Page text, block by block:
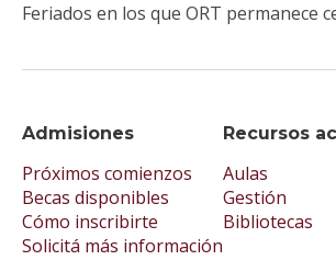
Admisiones
Próximos comienzos
Becas disponibles
Cómo inscribirte
Solicitá más información
Recursos
Aulas
Gestión
Bibliotecas
Feriados en los que ORT permanece